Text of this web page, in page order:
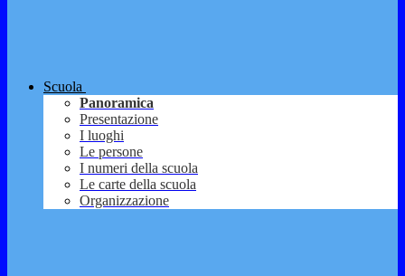
Scuola
Panoramica
Presentazione
I luoghi
Le persone
I numeri della scuola
Le carte della scuola
Organizzazione